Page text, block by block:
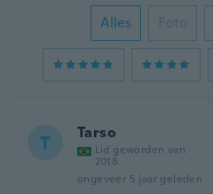
Alles Foto
T Tarso
Lid geworden van
2018
ongeveer 5 jaar geleden